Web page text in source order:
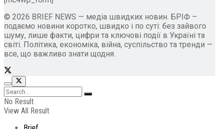
© 2026 BRIEF NEWS — медіа швидких новин. БРІФ –
подаємо новини коротко, швидко і по суті: без зайвого
шуму, лише факти, цифри та ключові події в Україні та
світі. Політика, економіка, війна, суспільство та тренди —
все, що важливо знати щодня.
No Result
View All Result